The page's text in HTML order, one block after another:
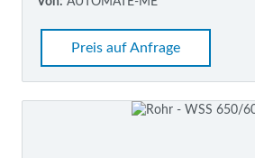
Preis auf Anfrage